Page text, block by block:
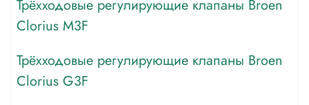
Трёхходовые регулирующие клапаны Broen
Clorius M3F
Трёхходовые регулирующие клапаны Broen
Clorius G3F